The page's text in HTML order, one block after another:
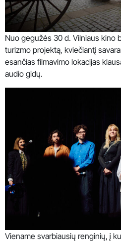
Nuo gegužės 30 d. Vilniaus kino
turizmo projektą, kviečiantį
esančias filmavimo lokacijas
audio gidų.
Viename svarbiausių renginių, į